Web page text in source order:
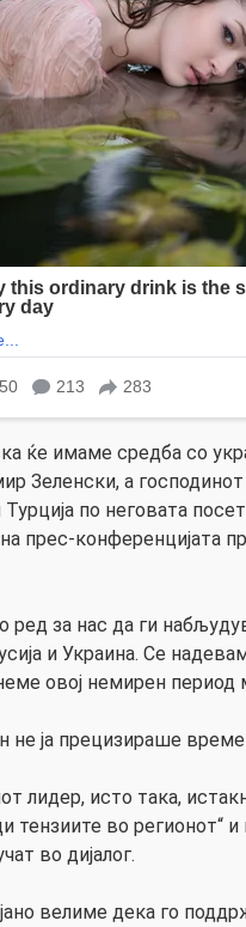
ќе имаме средба со
Зеленски, а
по неговата
прес-конференцијата
ред за нас да ги
и Украина. Се
овој немирен период
не ја прецизираше
лидер, исто така,
тензиите во регионот“
во дијалог.
велиме дека го